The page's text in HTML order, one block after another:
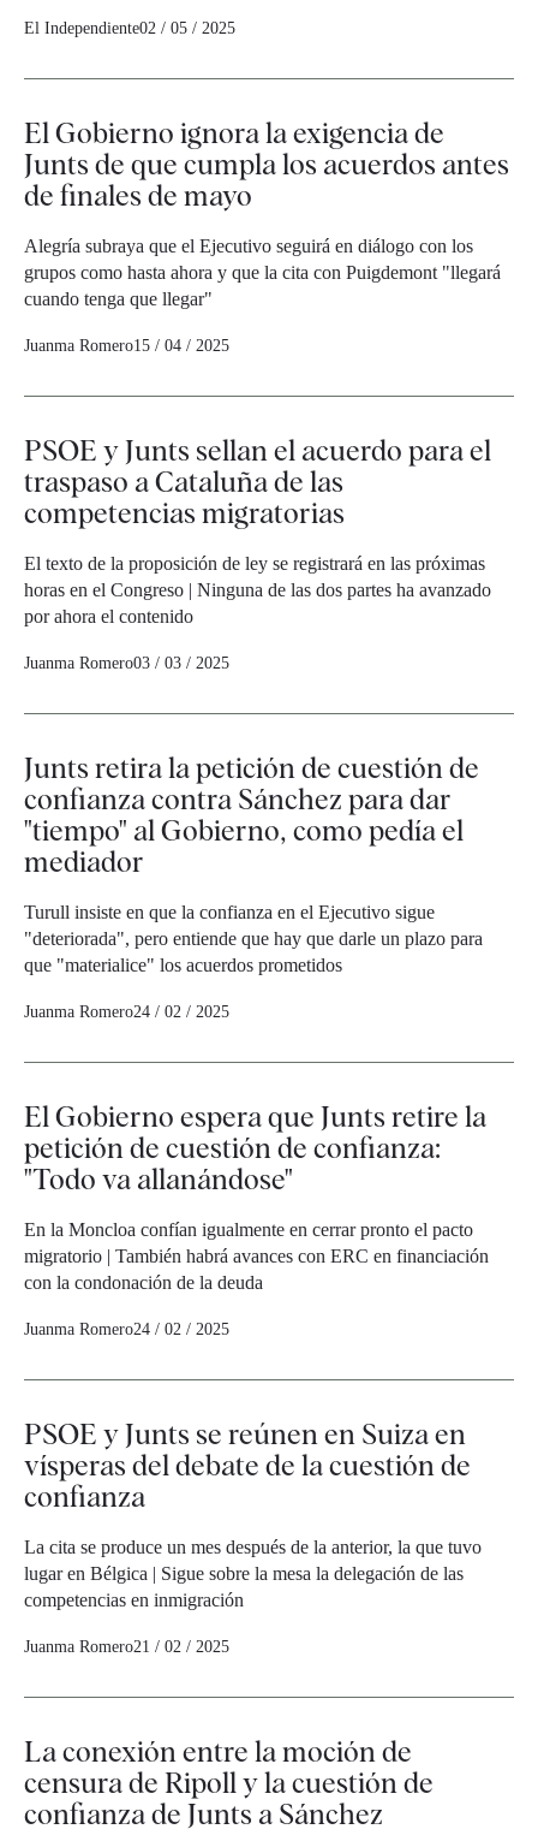
El Independiente02 / 05 / 2025
El Gobierno ignora la exigencia de
Junts de que cumpla los acuerdos antes
de finales de mayo
Alegría subraya que el Ejecutivo seguirá en diálogo con los
grupos como hasta ahora y que la cita con Puigdemont "llegará
cuando tenga que llegar"
Juanma Romero15 / 04 / 2025
PSOE y Junts sellan el acuerdo para el
traspaso a Cataluña de las
competencias migratorias
El texto de la proposición de ley se registrará en las próximas
horas en el Congreso | Ninguna de las dos partes ha avanzado
por ahora el contenido
Juanma Romero03 / 03 / 2025
Junts retira la petición de cuestión de
confianza contra Sánchez para dar
"tiempo" al Gobierno, como pedía el
mediador
Turull insiste en que la confianza en el Ejecutivo sigue
"deteriorada", pero entiende que hay que darle un plazo para
que "materialice" los acuerdos prometidos
Juanma Romero24 / 02 / 2025
El Gobierno espera que Junts retire la
petición de cuestión de confianza:
"Todo va allanándose"
En la Moncloa confían igualmente en cerrar pronto el pacto
migratorio | También habrá avances con ERC en financiación
con la condonación de la deuda
Juanma Romero24 / 02 / 2025
PSOE y Junts se reúnen en Suiza en
vísperas del debate de la cuestión de
confianza
La cita se produce un mes después de la anterior, la que tuvo
lugar en Bélgica | Sigue sobre la mesa la delegación de las
competencias en inmigración
Juanma Romero21 / 02 / 2025
La conexión entre la moción de
censura de Ripoll y la cuestión de
confianza de Junts a Sánchez